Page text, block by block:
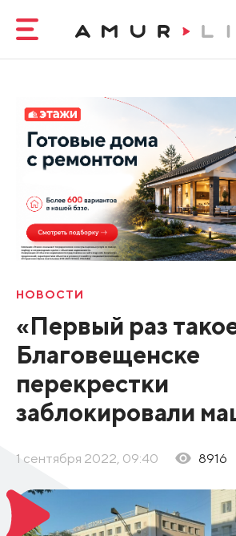
НОВОСТИ
«Первый раз
Благовещенске
перекрестки
заблокировали
1 сентября 2022, 09:40 8916